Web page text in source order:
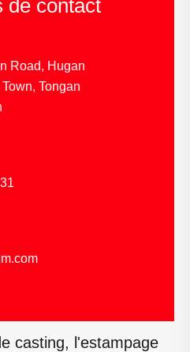
de contact
Road, Hugan
Tongan
casting, l'estampage